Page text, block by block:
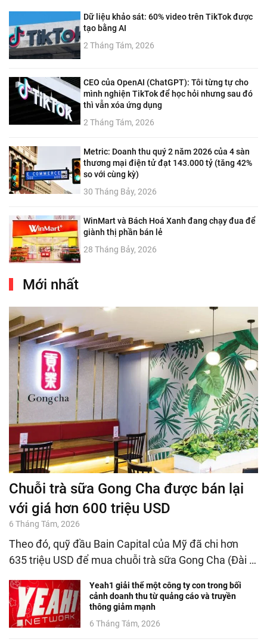
Dữ liệu khảo sát: 60% video trên TikTok được
tạo bằng AI
2 Tháng Tám, 2026
CEO của OpenAI (ChatGPT): Tôi từng tự cho
mình nghiện TikTok để học hỏi nhưng sau đó
thì vẫn xóa ứng dụng
2 Tháng Tám, 2026
Metric: Doanh thu quý 2 năm 2026 của 4 sàn
thương mại điện tử đạt 143.000 tỷ (tăng 42%
so với cùng kỳ)
30 Tháng Bảy, 2026
WinMart và Bách Hoá Xanh đang chạy đua để
giành thị phần bán lẻ
28 Tháng Bảy, 2026
Mới nhất
Chuỗi trà sữa Gong Cha được bán lại
với giá hơn 600 triệu USD
6 Tháng Tám, 2026
Theo đó, quỹ đầu Bain Capital của Mỹ đã chi hơn
635 triệu USD để mua chuỗi trà sữa Gong Cha (Đài …
Yeah1 giải thể một công ty con trong bối
cảnh doanh thu từ quảng cáo và truyền
thông giảm mạnh
6 Tháng Tám, 2026